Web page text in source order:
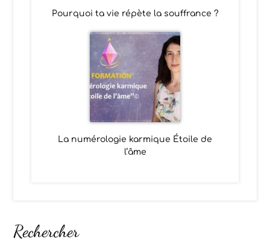
Pourquoi ta vie répète la souffrance ?
La numérologie karmique Étoile de
l’âme
Rechercher